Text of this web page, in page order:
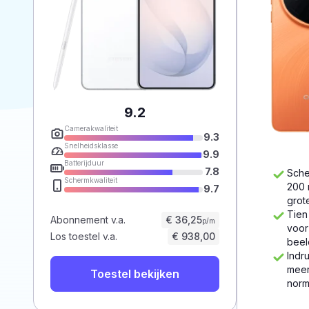
200
9.2
Camerakwaliteit
9.3
Snelheidsklasse
9.9
Batterijduur
7.8
Schermkwaliteit
9.7
Abonnement v.a. € 36,25p/m
Los toestel v.a. € 938,00
Toestel bekijken